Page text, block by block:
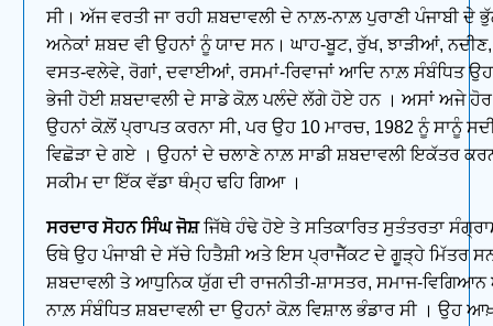
ਸੀ। ਅੱਜ ਵਰਤੀ ਜਾ ਰਹੀ ਸ਼ਬਦਾਵਲੀ ਦੇ ਨਾਲ਼-ਨਾਲ਼ ਪੁਰਾਣੀ ਪੰਜਾਬੀ ਦੇ
ਅਨੇਕਾਂ ਸ਼ਬਦ ਵੀ ਉਹਨਾਂ ਨੂੰ ਯਾਦ ਸਨ। ਘਾਹ-ਬੂਟ, ਰੁੱਖ, ਝਾੜੀਆਂ,
ਵਸਤ-ਵਲੇਵੇ, ਰੋਗਾਂ, ਦਵਾਈਆਂ, ਰਸਮਾਂ-ਰਿਵਾਜਾਂ ਆਦਿ ਨਾਲ਼ ਸੰਬੰਧਿਤ
ਭੇਜੀ ਹੋਈ ਸ਼ਬਦਾਵਲੀ ਦੇ ਸਾਡੇ ਕੋਲ਼ ਪਲੰਦੇ ਲੱਗੇ ਹੋਏ ਹਨ । ਅਸਾਂ ਅਜੇ
ਉਹਨਾਂ ਕੋਲ਼ੋਂ ਪ੍ਰਾਪਤ ਕਰਨਾ ਸੀ, ਪਰ ਉਹ 10 ਮਾਰਚ, 1982 ਨੂੰ ਸਾਨੂੰ
ਵਿਛੋੜਾ ਦੇ ਗਏ । ਉਹਨਾਂ ਦੇ ਚਲਾਣੇ ਨਾਲ਼ ਸਾਡੀ ਸ਼ਬਦਾਵਲੀ ਇਕੱਤਰ
ਸਕੀਮ ਦਾ ਇੱਕ ਵੱਡਾ ਥੰਮ੍ਹ ਢਹਿ ਗਿਆ ।
ਸਰਦਾਰ ਸੋਹਨ ਸਿੰਘ ਜੋਸ਼ਜਿੱਥੇ ਹੰਢੇ ਹੋਏ ਤੇ ਸਤਿਕਾਰਿਤ ਸੁਤੰਤਰਤਾ
ਓਥੇ ਉਹ ਪੰਜਾਬੀ ਦੇ ਸੱਚੇ ਹਿਤੈਸ਼ੀ ਅਤੇ ਇਸ ਪ੍ਰਾਜੈੱਕਟ ਦੇ ਗੂੜ੍ਹੇ ਮਿੱਤਰ
ਸ਼ਬਦਾਵਲੀ ਤੇ ਆਧੁਨਿਕ ਯੁੱਗ ਦੀ ਰਾਜਨੀਤੀ-ਸ਼ਾਸਤਰ, ਸਮਾਜ-
ਨਾਲ਼ ਸੰਬੰਧਿਤ ਸ਼ਬਦਾਵਲੀ ਦਾ ਉਹਨਾਂ ਕੋਲ਼ ਵਿਸ਼ਾਲ ਭੰਡਾਰ ਸੀ । ਉਹ